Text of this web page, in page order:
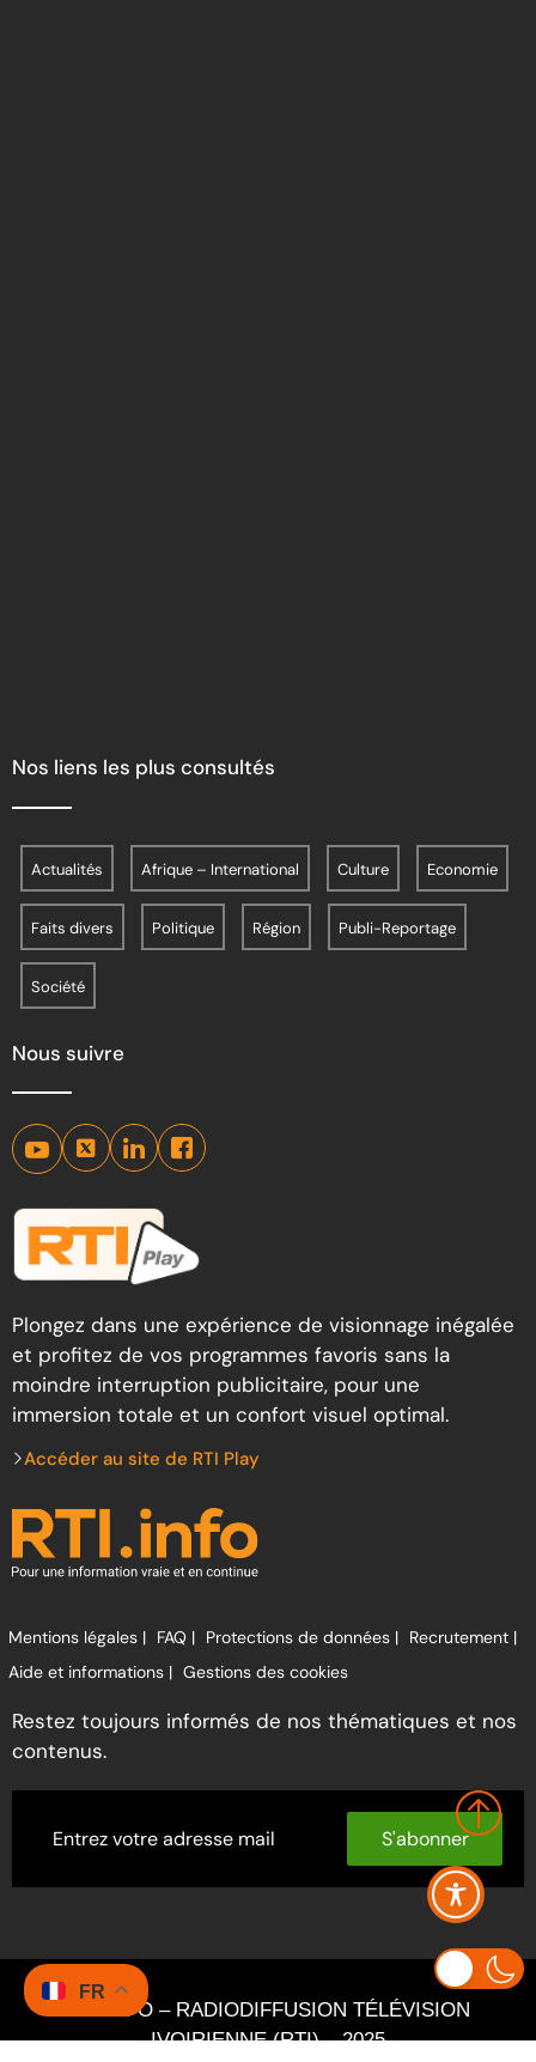
Nos liens les plus consultés
Actualités Afrique – International Culture Economie
Faits divers Politique Région Publi-Reportage
Société
Nous suivre
Plongez dans une expérience de visionnage inégalée
et profitez de vos programmes favoris sans la
moindre interruption publicitaire, pour une
immersion totale et un confort visuel optimal.
Accéder au site de RTI Play
Mentions légales | FAQ | Protections de données | Recrutement |
Aide et informations | Gestions des cookies
Restez toujours informés de nos thématiques et nos
contenus.
S'abonner
RTI INFO – RADIODIFFUSION TÉLÉVISION
IVOIRIENNE (RTI) – 2025
FR